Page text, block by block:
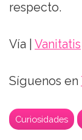
respecto.
Vía | Vanitatis
Síguenos en
Curiosidades